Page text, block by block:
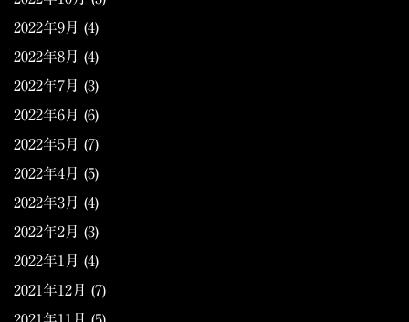
2022年9月 (4)
2022年8月 (4)
2022年7月 (3)
2022年6月 (6)
2022年5月 (7)
2022年4月 (5)
2022年3月 (4)
2022年2月 (3)
2022年1月 (4)
2021年12月 (7)